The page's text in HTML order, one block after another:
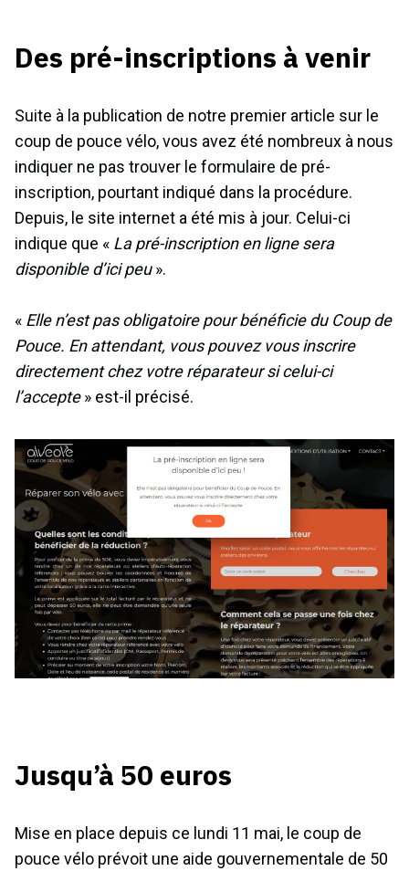
Des pré-inscriptions à venir
Suite à la publication de notre premier article sur le
coup de pouce vélo, vous avez été nombreux à nous
indiquer ne pas trouver le formulaire de pré-
inscription, pourtant indiqué dans la procédure.
Depuis, le site internet a été mis à jour. Celui-ci
indique que « La pré-inscription en ligne sera
disponible d’ici peu».
« Elle n’est pas obligatoire pour bénéficie du Coup de
Pouce. En attendant, vous pouvez vous inscrire
directement chez votre réparateur si celui-ci
l’accepte» est-il précisé.
Jusqu’à 50 euros
Mise en place depuis ce lundi 11 mai, le coup de
pouce vélo prévoit une aide gouvernementale de 50